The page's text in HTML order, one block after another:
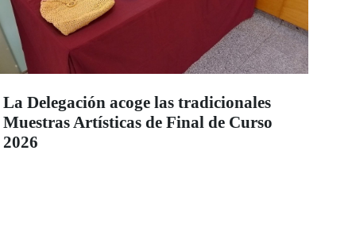
La Delegación acoge las tradicionales
Muestras Artísticas de Final de Curso
2026